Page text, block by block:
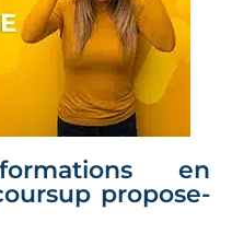
en
propose-